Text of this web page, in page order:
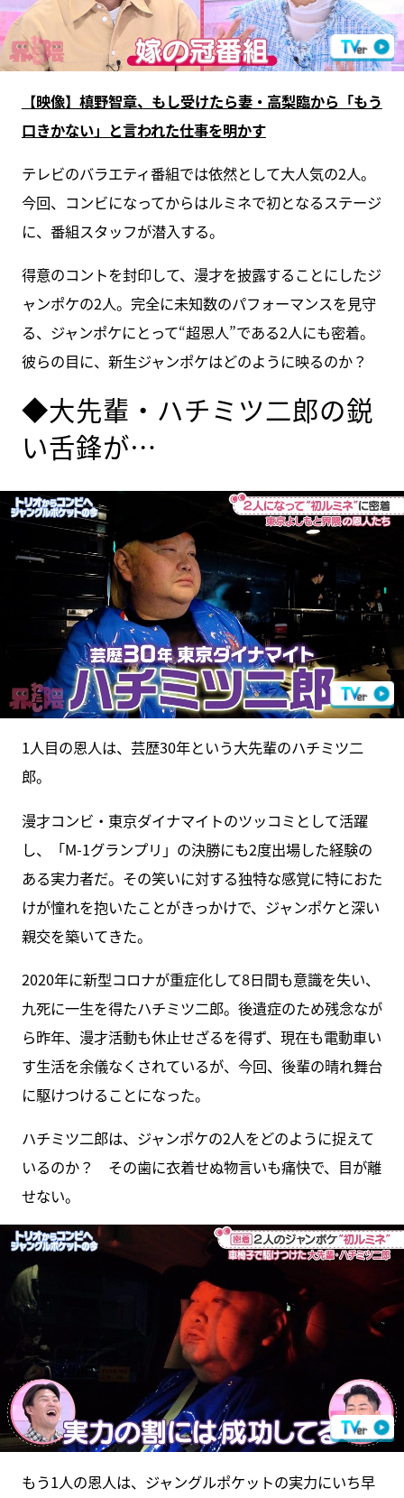
【映像】槙野智章、もし受けたら妻・高梨臨から「もう
口きかない」と言われた仕事を明かす
テレビのバラエティ番組では依然として大人気の2人。
今回、コンビになってからはルミネで初となるステージ
に、番組スタッフが潜入する。
得意のコントを封印して、漫才を披露することにしたジ
ャンポケの2人。完全に未知数のパフォーマンスを見守
る、ジャンポケにとって“超恩人”である2人にも密着。
彼らの目に、新生ジャンポケはどのように映るのか？
◆大先輩・ハチミツ二郎の鋭
い舌鋒が…
1人目の恩人は、芸歴30年という大先輩のハチミツ二
郎。
漫才コンビ・東京ダイナマイトのツッコミとして活躍
し、「M-1グランプリ」の決勝にも2度出場した経験の
ある実力者だ。その笑いに対する独特な感覚に特におた
けが憧れを抱いたことがきっかけで、ジャンポケと深い
親交を築いてきた。
2020年に新型コロナが重症化して8日間も意識を失い、
九死に一生を得たハチミツ二郎。後遺症のため残念なが
ら昨年、漫才活動も休止せざるを得ず、現在も電動車い
す生活を余儀なくされているが、今回、後輩の晴れ舞台
に駆けつけることになった。
ハチミツ二郎は、ジャンポケの2人をどのように捉えて
いるのか？ その歯に衣着せぬ物言いも痛快で、目が離
せない。
もう1人の恩人は、ジャングルポケットの実力にいち早